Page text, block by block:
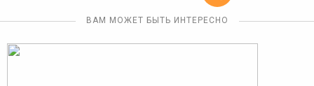
ВАМ МОЖЕТ БЫТЬ ИНТЕРЕСНО